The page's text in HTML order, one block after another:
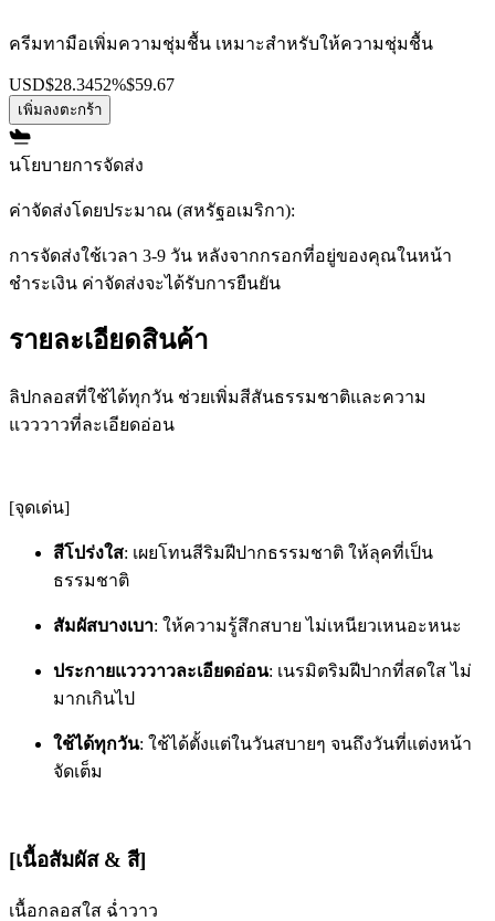
ครีมทามือเพิ่มความชุ่มชื้น เหมาะสำหรับให้ความชุ่มชื้น
USD$28.3452%$59.67
เพิ่มลงตะกร้า
นโยบายการจัดส่ง
ค่าจัดส่งโดยประมาณ (สหรัฐอเมริกา):
การจัดส่งใช้เวลา 3-9 วัน หลังจากกรอกที่อยู่ของคุณในหน้า
ชำระเงิน ค่าจัดส่งจะได้รับการยืนยัน
รายละเอียดสินค้า
ลิปกลอสที่ใช้ได้ทุกวัน ช่วยเพิ่มสีสันธรรมชาติและความ
แวววาวที่ละเอียดอ่อน
[จุดเด่น]
สีโปร่งใส: เผยโทนสีริมฝีปากธรรมชาติ ให้ลุคที่เป็น
ธรรมชาติ
สัมผัสบางเบา: ให้ความรู้สึกสบาย ไม่เหนียวเหนอะหนะ
ประกายแวววาวละเอียดอ่อน: เนรมิตริมฝีปากที่สดใส ไม่
มากเกินไป
ใช้ได้ทุกวัน: ใช้ได้ตั้งแต่ในวันสบายๆ จนถึงวันที่แต่งหน้า
จัดเต็ม
[เนื้อสัมผัส & สี]
เนื้อกลอสใส ฉ่ำวาว